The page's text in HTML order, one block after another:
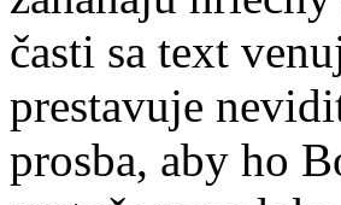
časti sa text
prestavuje
prosba, aby ho